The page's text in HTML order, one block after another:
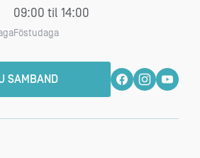
09:00 til 14:00
Föstudaga
SAMBAND